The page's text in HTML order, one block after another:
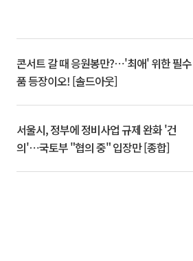
콘서트 갈 때 응원봉만?⋯'최애' 위한 필수
품 등장이오! [솔드아웃]
서울시, 정부에 정비사업 규제 완화 '건
의'⋯국토부 "협의 중" 입장만 [종합]